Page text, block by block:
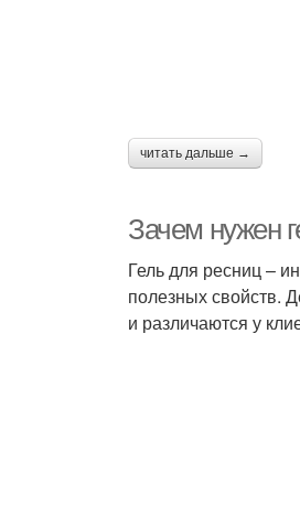
читать дальше →
Зачем нужен
Гель для ресниц –
полезных свойств.
и различаются у